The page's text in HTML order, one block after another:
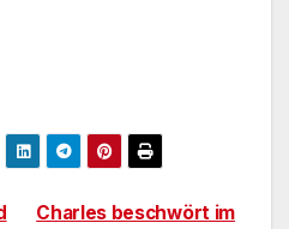
Charles beschwört im